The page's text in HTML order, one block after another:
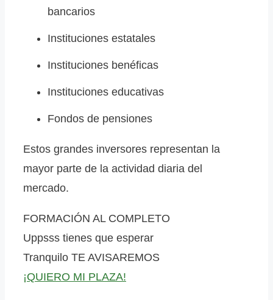
bancarios
Instituciones estatales
Instituciones benéficas
Instituciones educativas
Fondos de pensiones
Estos grandes inversores representan la
mayor parte de la actividad diaria del
mercado.
FORMACIÓN AL COMPLETO
Uppsss tienes que esperar
Tranquilo TE AVISAREMOS
¡QUIERO MI PLAZA!